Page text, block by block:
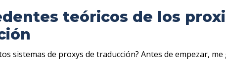
teóricos de los
sistemas de proxys de traducción? Antes de empezar,